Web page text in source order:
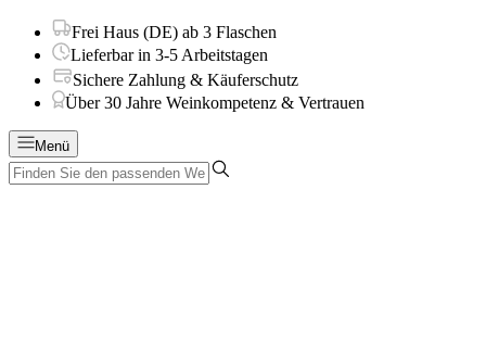
Frei Haus (DE) ab 3 Flaschen
Lieferbar in 3-5 Arbeitstagen
Sichere Zahlung & Käuferschutz
Über 30 Jahre Weinkompetenz & Vertrauen
Menü